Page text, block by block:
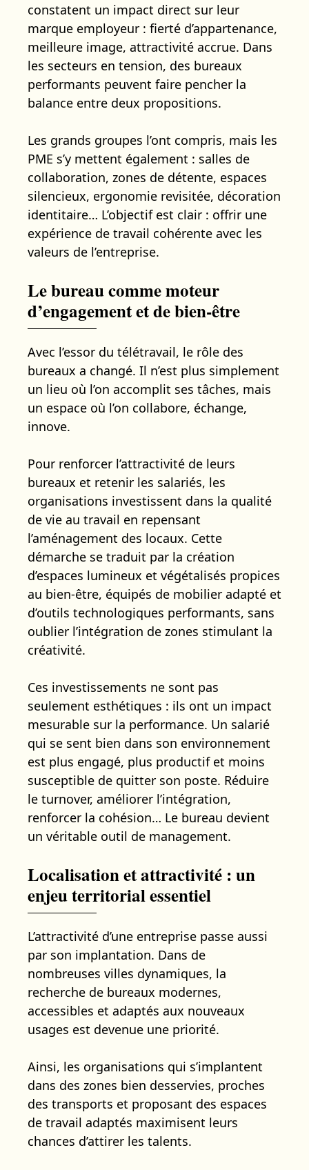
constatent un impact direct sur leur
marque employeur : fierté d’appartenance,
meilleure image, attractivité accrue. Dans
les secteurs en tension, des bureaux
performants peuvent faire pencher la
balance entre deux propositions.
Les grands groupes l’ont compris, mais les
PME s’y mettent également : salles de
collaboration, zones de détente, espaces
silencieux, ergonomie revisitée, décoration
identitaire… L’objectif est clair : offrir une
expérience de travail cohérente avec les
valeurs de l’entreprise.
Le bureau comme moteur
d’engagement et de bien-être
Avec l’essor du télétravail, le rôle des
bureaux a changé. Il n’est plus simplement
un lieu où l’on accomplit ses tâches, mais
un espace où l’on collabore, échange,
innove.
Pour renforcer l’attractivité de leurs
bureaux et retenir les salariés, les
organisations investissent dans la qualité
de vie au travail en repensant
l’aménagement des locaux. Cette
démarche se traduit par la création
d’espaces lumineux et végétalisés propices
au bien-être, équipés de mobilier adapté et
d’outils technologiques performants, sans
oublier l’intégration de zones stimulant la
créativité.
Ces investissements ne sont pas
seulement esthétiques : ils ont un impact
mesurable sur la performance. Un salarié
qui se sent bien dans son environnement
est plus engagé, plus productif et moins
susceptible de quitter son poste. Réduire
le turnover, améliorer l’intégration,
renforcer la cohésion… Le bureau devient
un véritable outil de management.
Localisation et attractivité : un
enjeu territorial essentiel
L’attractivité d’une entreprise passe aussi
par son implantation. Dans de
nombreuses villes dynamiques, la
recherche de bureaux modernes,
accessibles et adaptés aux nouveaux
usages est devenue une priorité.
Ainsi, les organisations qui s’implantent
dans des zones bien desservies, proches
des transports et proposant des espaces
de travail adaptés maximisent leurs
chances d’attirer les talents.